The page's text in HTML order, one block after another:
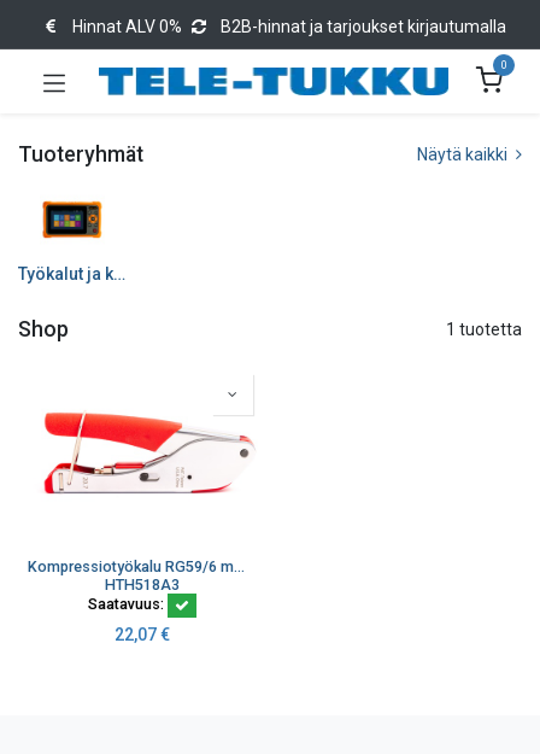
Hinnat ALV 0% B2B-hinnat ja tarjoukset kirjautumalla
0
Tuoteryhmät Näytä kaikki
Työkalut ja kemikaalit
Shop 1 tuotetta
Kompressiotyökalu RG59/6 mm. F-6-TD-5.1 MT81, punainen
HTH518A3
Saatavuus:
22,07€